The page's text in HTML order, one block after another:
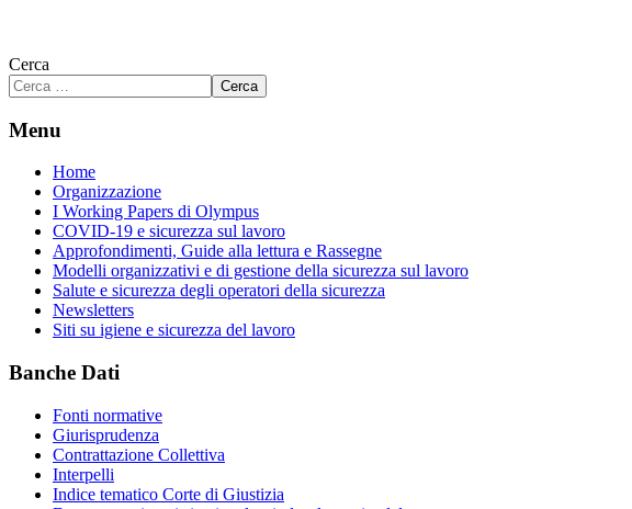
Cerca
Cerca
Menu
Home
Organizzazione
I Working Papers di Olympus
COVID-19 e sicurezza sul lavoro
Approfondimenti, Guide alla lettura e Rassegne
Modelli organizzativi e di gestione della sicurezza sul lavoro
Salute e sicurezza degli operatori della sicurezza
Newsletters
Siti su igiene e sicurezza del lavoro
Banche Dati
Fonti normative
Giurisprudenza
Contrattazione Collettiva
Interpelli
Indice tematico Corte di Giustizia